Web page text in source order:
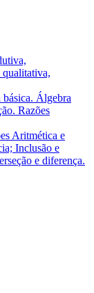
qualitativa,
Álgebra
Razões
Aritmética e
Inclusão e
e diferença.